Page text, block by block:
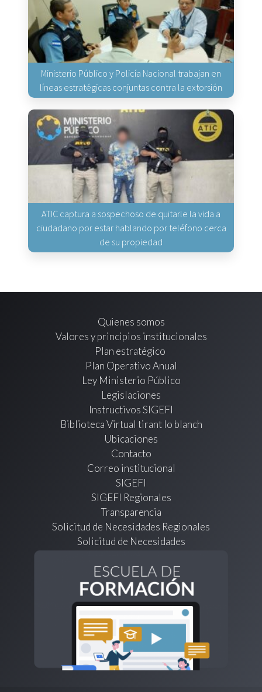
Ministerio Público y Policía Nacional trabajan en
líneas estratégicas conjuntas contra la extorsión
ATIC captura a sospechoso de quitarle la vida a
ciudadano por estar hablando por teléfono cerca
de su propiedad
Quienes somos
Valores y principios institucionales
Plan estratégico
Plan Operativo Anual
Ley Ministerio Público
Legislaciones
Instructivos SIGEFI
Biblioteca Virtual tirant lo blanch
Ubicaciones
Contacto
Correo institucional
SIGEFI
SIGEFI Regionales
Transparencia
Solicitud de Necesidades Regionales
Solicitud de Necesidades